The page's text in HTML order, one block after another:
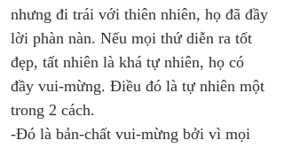
nhưng đi trái với thiên nhiên, họ đã đầy
lời phàn nàn. Nếu mọi thứ diễn ra tốt
đẹp, tất nhiên là khá tự nhiên, họ có
đầy vui-mừng. Điều đó là tự nhiên một
trong 2 cách.
-Đó là bản-chất vui-mừng bởi vì mọi